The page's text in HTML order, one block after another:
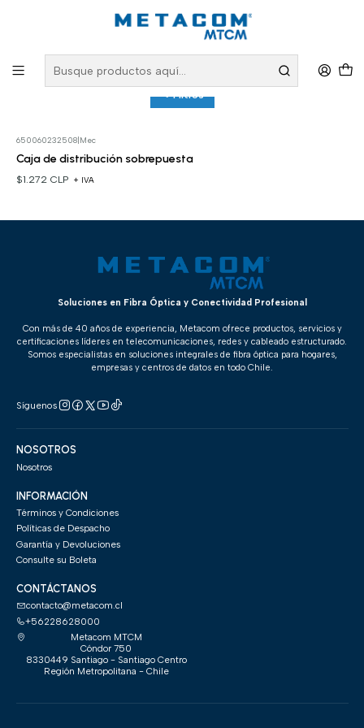
Inicio Marcas Mec
Mec
Filtros
650060232508| Mec
Caja de distribución sobrepuesta
$1.272 CLP + IVA
Soluciones en Fibra Óptica y Conectividad Profesional
Con más de 40 años de experiencia, Metacom ofrece productos, servicios y
certificaciones líderes en telecomunicaciones, redes y cableado estructurado.
Somos especialistas en soluciones integrales de fibra óptica para hogares,
empresas y centros de datos en todo Chile.
Síguenos
NOSOTROS
Nosotros
INFORMACIÓN
Términos y Condiciones
Políticas de Despacho
Garantía y Devoluciones
Consulte su Boleta
CONTÁCTANOS
contacto@metacom.cl
+56228628000
Metacom MTCM
Cóndor 750
8330449 Santiago - Santiago Centro
Región Metropolitana - Chile